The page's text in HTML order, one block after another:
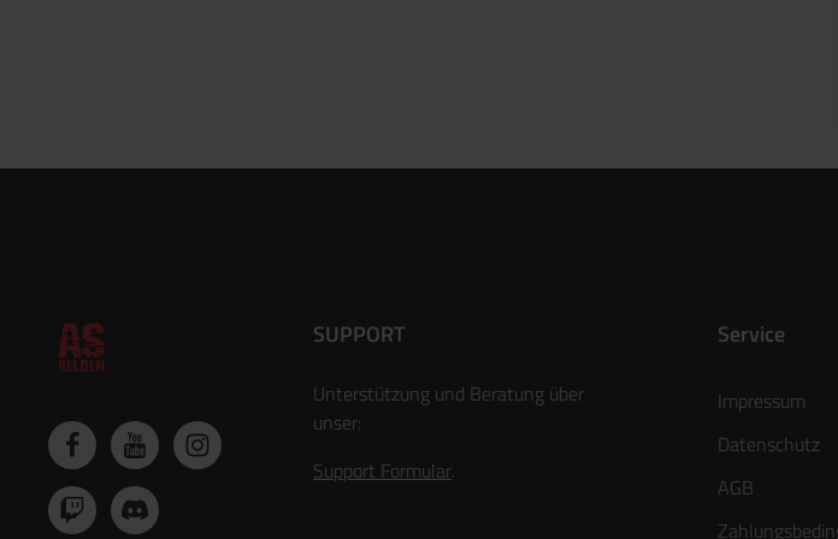
SUPPORT
Unterstützung und Beratung über
unser:
Support Formular.
Service
Impressum
Datenschutz
AGB